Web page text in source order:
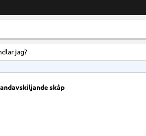
jag?
skåp